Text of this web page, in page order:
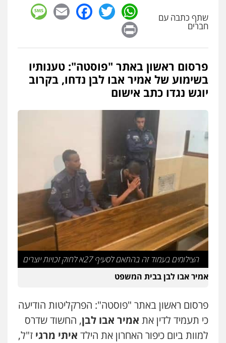
אברהם שהבזי – משרד עורכי דין
כלכלי
עו"ד דרוויש נאשף
פלילי פשיעה חמורה זכויות אדם
0527448141
עו"ד מוחמד סביחאת
פלילי
0525077716
סלימאן אבו שעירה – משרד עורכי דין
פלילי בטחוני צבאי נזיקין
0547780927
דוד אפרים משרד עורכי דין
פלילי צווארון לבן מס הכנסה מע"מ
0506209859
עו"ד אשרף שחאדה
מעצרים וחקירות
תעבורה
0549535659
שתף כתבה עם
חברים
WhatsApp
Twitter
Facebook
Email
פרסום ראשון באתר "פוסטה": טענותיו
בשימוע של אמיר אבו לבן נדחו, בקרוב
יוגש נגדו כתב אישום
הצילומים בעמוד זה בהתאם לסעיף 27א לחוק זכויות יוצרים
אמיר אבו לבן בבית המשפט
פרסום ראשון באתר "פוסטה": הפרקליטות הודיעה
כי תעמיד לדין את אמיר אבו לבן, החשוד שדרס
למוות ביום כיפור האחרון את הילד איתי מרגי ז"ל,